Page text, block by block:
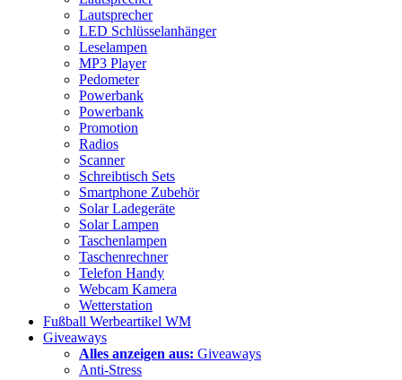
Lautsprecher
LED Schlüsselanhänger
Leselampen
MP3 Player
Pedometer
Powerbank
Powerbank
Promotion
Radios
Scanner
Schreibtisch Sets
Smartphone Zubehör
Solar Ladegeräte
Solar Lampen
Taschenlampen
Taschenrechner
Telefon Handy
Webcam Kamera
Wetterstation
Fußball Werbeartikel WM
Giveaways
Alles anzeigen aus: Giveaways
Anti-Stress